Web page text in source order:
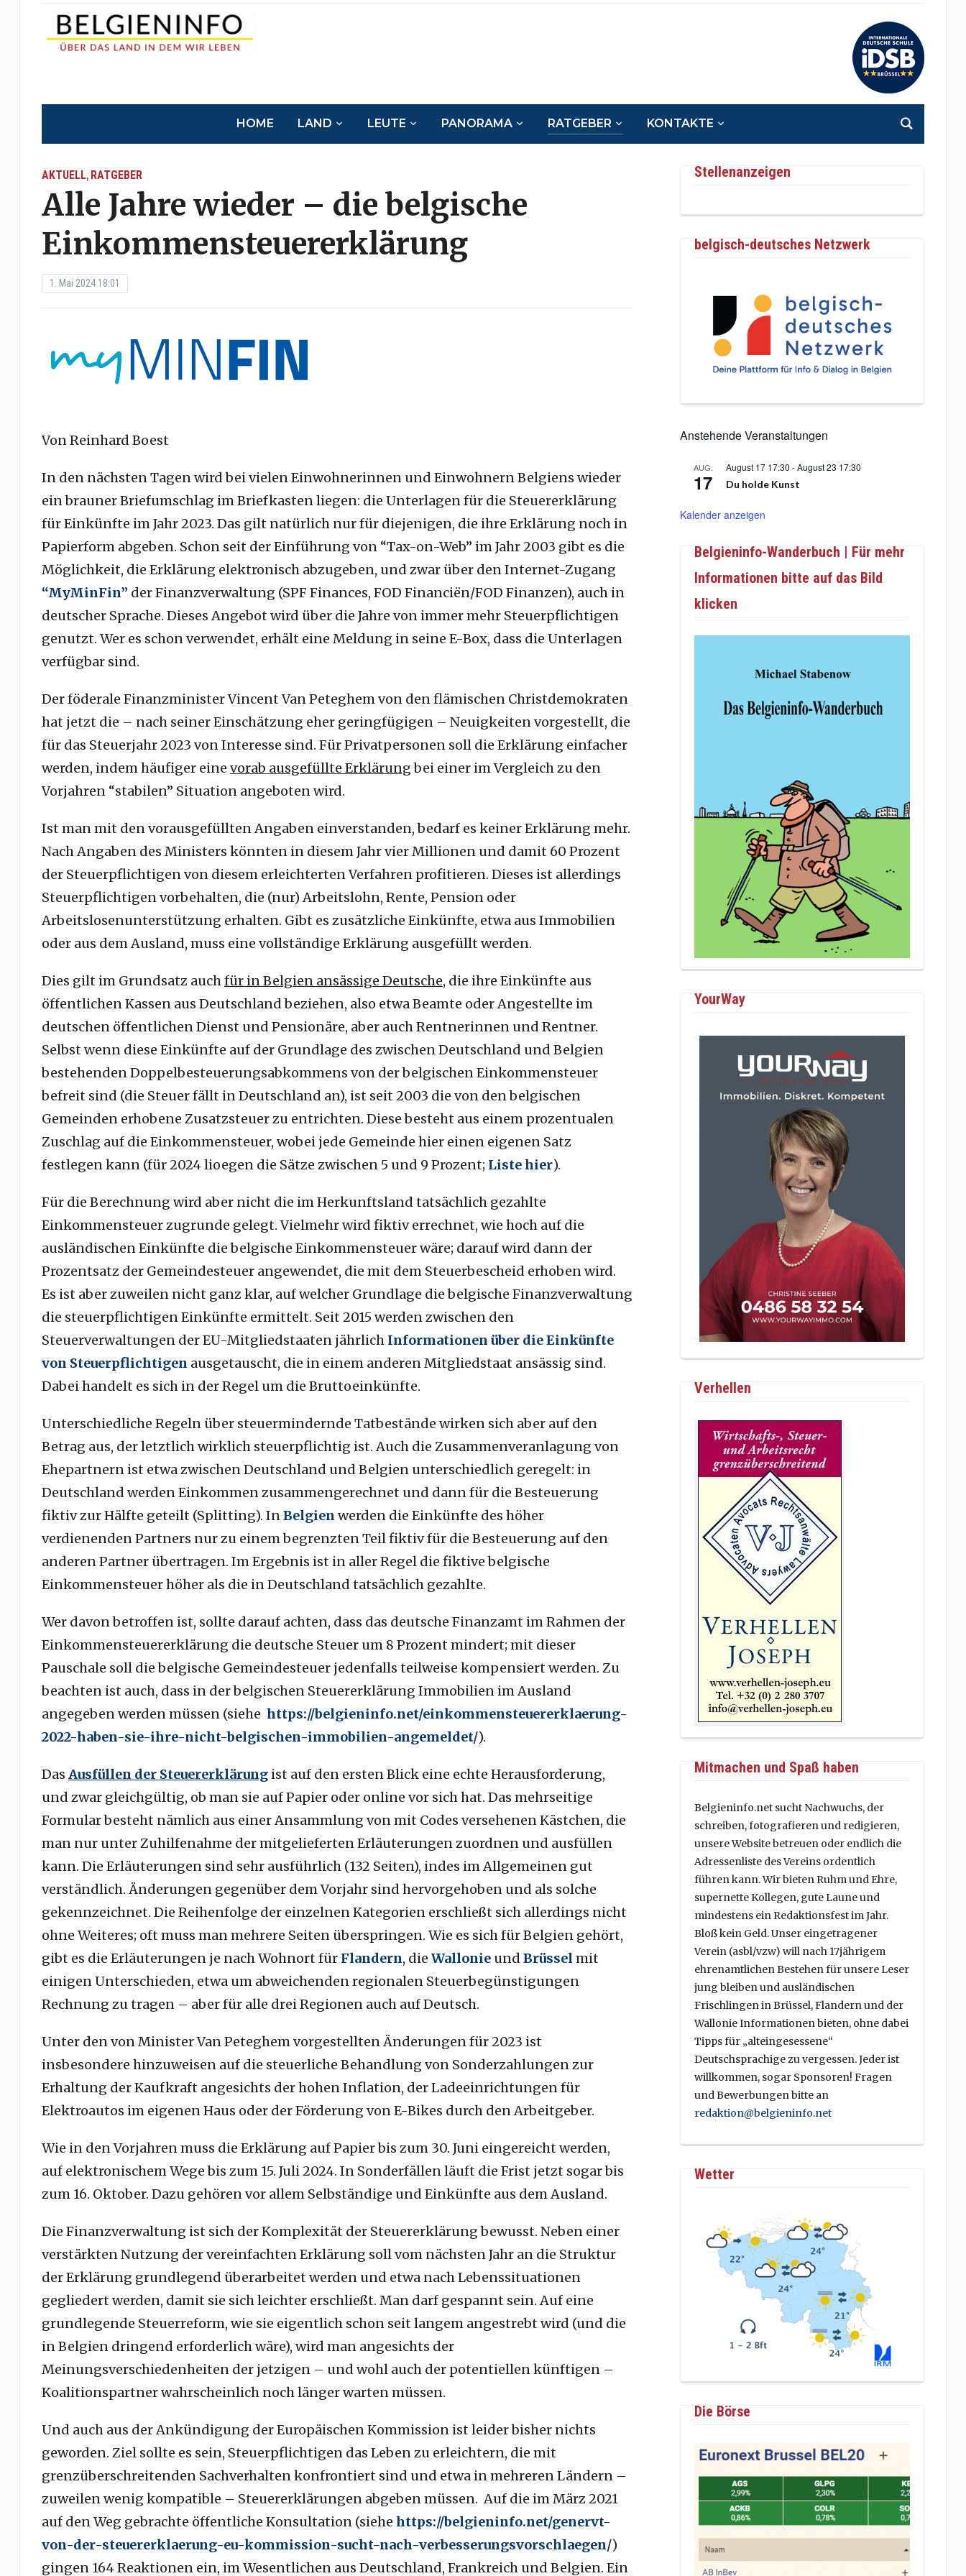
HOME LAND LEUTE PANORAMA RATGEBER KONTAKTE
AKTUELL, RATGEBER
Alle Jahre wieder – die belgische
Einkommensteuererklärung
1. Mai 2024 18:01
Von Reinhard Boest
In den nächsten Tagen wird bei vielen Einwohnerinnen und Einwohnern Belgiens wieder
ein brauner Briefumschlag im Briefkasten liegen: die Unterlagen für die Steuererklärung
für Einkünfte im Jahr 2023. Das gilt natürlich nur für diejenigen, die ihre Erklärung noch in
Papierform abgeben. Schon seit der Einführung von “Tax-on-Web” im Jahr 2003 gibt es die
Möglichkeit, die Erklärung elektronisch abzugeben, und zwar über den Internet-Zugang
“MyMinFin” der Finanzverwaltung (SPF Finances, FOD Financiën/FOD Finanzen), auch in
deutscher Sprache. Dieses Angebot wird über die Jahre von immer mehr Steuerpflichtigen
genutzt. Wer es schon verwendet, erhält eine Meldung in seine E-Box, dass die Unterlagen
verfügbar sind.
Der föderale Finanzminister Vincent Van Peteghem von den flämischen Christdemokraten
hat jetzt die – nach seiner Einschätzung eher geringfügigen – Neuigkeiten vorgestellt, die
für das Steuerjahr 2023 von Interesse sind. Für Privatpersonen soll die Erklärung einfacher
werden, indem häufiger eine vorab ausgefüllte Erklärungbei einer im Vergleich zu den
Vorjahren “stabilen” Situation angeboten wird.
Ist man mit den vorausgefüllten Angaben einverstanden, bedarf es keiner Erklärung mehr.
Nach Angaben des Ministers könnten in diesem Jahr vier Millionen und damit 60 Prozent
der Steuerpflichtigen von diesem erleichterten Verfahren profitieren. Dieses ist allerdings
Steuerpflichtigen vorbehalten, die (nur) Arbeitslohn, Rente, Pension oder
Arbeitslosenunterstützung erhalten. Gibt es zusätzliche Einkünfte, etwa aus Immobilien
oder aus dem Ausland, muss eine vollständige Erklärung ausgefüllt werden.
Dies gilt im Grundsatz auchfür in Belgien ansässige Deutsche, die ihre Einkünfte aus
öffentlichen Kassen aus Deutschland beziehen, also etwa Beamte oder Angestellte im
deutschen öffentlichen Dienst und Pensionäre, aber auch Rentnerinnen und Rentner.
Selbst wenn diese Einkünfte auf der Grundlage des zwischen Deutschland und Belgien
bestehenden Doppelbesteuerungsabkommens von der belgischen Einkommensteuer
befreit sind (die Steuer fällt in Deutschland an), ist seit 2003 die von den belgischen
Gemeinden erhobene Zusatzsteuer zu entrichten. Diese besteht aus einem prozentualen
Zuschlag auf die Einkommensteuer, wobei jede Gemeinde hier einen eigenen Satz
festlegen kann (für 2024 lioegen die Sätze zwischen 5 und 9 Prozent; Liste hier).
Für die Berechnung wird aber nicht die im Herkunftsland tatsächlich gezahlte
Einkommensteuer zugrunde gelegt. Vielmehr wird fiktiv errechnet, wie hoch auf die
ausländischen Einkünfte die belgische Einkommensteuer wäre; darauf wird dann der
Prozentsatz der Gemeindesteuer angewendet, die mit dem Steuerbescheid erhoben wird.
Es ist aber zuweilen nicht ganz klar, auf welcher Grundlage die belgische Finanzverwaltung
die steuerpflichtigen Einkünfte ermittelt. Seit 2015 werden zwischen den
Steuerverwaltungen der EU-Mitgliedstaaten jährlich Informationen über die Einkünfte
von Steuerpflichtigen ausgetauscht, die in einem anderen Mitgliedstaat ansässig sind.
Dabei handelt es sich in der Regel um die Bruttoeinkünfte.
Unterschiedliche Regeln über steuermindernde Tatbestände wirken sich aber auf den
Betrag aus, der letztlich wirklich steuerpflichtig ist. Auch die Zusammenveranlagung von
Ehepartnern ist etwa zwischen Deutschland und Belgien unterschiedlich geregelt: in
Deutschland werden Einkommen zusammengerechnet und dann für die Besteuerung
fiktiv zur Hälfte geteilt (Splitting). InBelgien werden die Einkünfte des höher
verdienenden Partners nur zu einem begrenzten Teil fiktiv für die Besteuerung auf den
anderen Partner übertragen. Im Ergebnis ist in aller Regel die fiktive belgische
Einkommensteuer höher als die in Deutschland tatsächlich gezahlte.
Wer davon betroffen ist, sollte darauf achten, dass das deutsche Finanzamt im Rahmen der
Einkommensteuererklärung die deutsche Steuer um 8 Prozent mindert; mit dieser
Pauschale soll die belgische Gemeindesteuer jedenfalls teilweise kompensiert werden. Zu
beachten ist auch, dass in der belgischen Steuererklärung Immobilien im Ausland
angegeben werden müssen (siehe https://belgieninfo.net/einkommensteuererklaerung-
2022-haben-sie-ihre-nicht-belgischen-immobilien-angemeldet/).
Das Ausfüllen der Steuererklärung ist auf den ersten Blick eine echte Herausforderung,
und zwar gleichgültig, ob man sie auf Papier oder online vor sich hat. Das mehrseitige
Formular besteht nämlich aus einer Ansammlung von mit Codes versehenen Kästchen, die
man nur unter Zuhilfenahme der mitgelieferten Erläuterungen zuordnen und ausfüllen
kann. Die Erläuterungen sind sehr ausführlich (132 Seiten), indes im Allgemeinen gut
verständlich. Änderungen gegenüber dem Vorjahr sind hervorgehoben und als solche
gekennzeichnet. Die Reihenfolge der einzelnen Kategorien erschließt sich allerdings nicht
ohne Weiteres; oft muss man mehrere Seiten überspringen. Wie es sich für Belgien gehört,
gibt es die Erläuterungen je nach Wohnort für Flandern, die Wallonieund Brüssel mit
einigen Unterschieden, etwa um abweichenden regionalen Steuerbegünstigungen
Rechnung zu tragen – aber für alle drei Regionen auch auf Deutsch.
Unter den von Minister Van Peteghem vorgestellten Änderungen für 2023 ist
insbesondere hinzuweisen auf die steuerliche Behandlung von Sonderzahlungen zur
Erhaltung der Kaufkraft angesichts der hohen Inflation, der Ladeeinrichtungen für
Elektroautos im eigenen Haus oder der Förderung von E-Bikes durch den Arbeitgeber.
Wie in den Vorjahren muss die Erklärung auf Papier bis zum 30. Juni eingereicht werden,
auf elektronischem Wege bis zum 15. Juli 2024. In Sonderfällen läuft die Frist jetzt sogar bis
zum 16. Oktober. Dazu gehören vor allem Selbständige und Einkünfte aus dem Ausland.
Die Finanzverwaltung ist sich der Komplexität der Steuererklärung bewusst. Neben einer
verstärkten Nutzung der vereinfachten Erklärung soll vom nächsten Jahr an die Struktur
der Erklärung grundlegend überarbeitet werden und etwa nach Lebenssituationen
gegliedert werden, damit sie sich leichter erschließt. Man darf gespannt sein. Auf eine
grundlegende Steuerreform, wie sie eigentlich schon seit langem angestrebt wird (und die
in Belgien dringend erforderlich wäre), wird man angesichts der
Meinungsverschiedenheiten der jetzigen – und wohl auch der potentiellen künftigen –
Koalitionspartner wahrscheinlich noch länger warten müssen.
Und auch aus der Ankündigung der Europäischen Kommission ist leider bisher nichts
geworden. Ziel sollte es sein, Steuerpflichtigen das Leben zu erleichtern, die mit
grenzüberschreitenden Sachverhalten konfrontiert sind und etwa in mehreren Ländern –
zuweilen wenig kompatible – Steuererklärungen abgeben müssen. Auf die im März 2021
auf den Weg gebrachte öffentliche Konsultation (siehe https://belgieninfo.net/genervt-
von-der-steuererklaerung-eu-kommission-sucht-nach-verbesserungsvorschlaegen/)
gingen 164 Reaktionen ein, im Wesentlichen aus Deutschland, Frankreich und Belgien. Ein
Stellenanzeigen
belgisch-deutsches Netzwerk
Anstehende Veranstaltungen
AUG.
17
August 17 17:30 -August 23 17:30
Du holde Kunst
Kalender anzeigen
Belgieninfo-Wanderbuch | Für mehr
Informationen bitte auf das Bild
klicken
YourWay
Verhellen
Mitmachen und Spaß haben
Belgieninfo.net sucht Nachwuchs, der
schreiben, fotografieren und redigieren,
unsere Website betreuen oder endlich die
Adressenliste des Vereins ordentlich
führen kann. Wir bieten Ruhm und Ehre,
supernette Kollegen, gute Laune und
mindestens ein Redaktionsfest im Jahr.
Bloß kein Geld. Unser eingetragener
Verein (asbl/vzw) will nach 17jährigem
ehrenamtlichen Bestehen für unsere Leser
jung bleiben und ausländischen
Frischlingen in Brüssel, Flandern und der
Wallonie Informationen bieten, ohne dabei
Tipps für „alteingesessene“
Deutschsprachige zu vergessen. Jeder ist
willkommen, sogar Sponsoren! Fragen
und Bewerbungen bitte an
redaktion@belgieninfo.net
Wetter
Die Börse